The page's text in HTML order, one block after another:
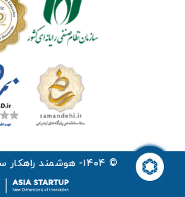
© ۱۴۰۴- هوشمند راهکار سلامت آسیا ™